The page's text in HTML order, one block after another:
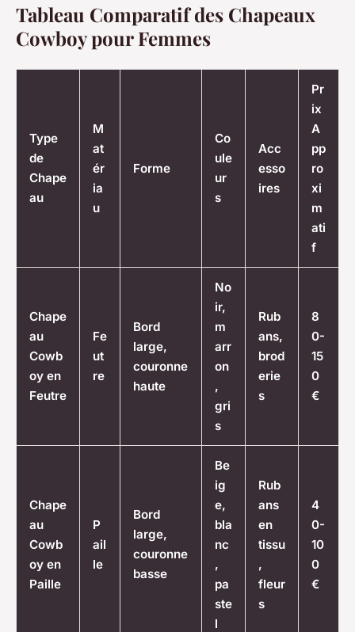
Tableau Comparatif des Chapeaux
Cowboy pour Femmes
Type
de
Chape
au
M
at
ér
ia
u
Forme
Co
ule
ur
s
Acc
esso
ires
Pr
ix
A
pp
ro
xi
m
ati
f
Chape
au
Cowb
oy en
Feutre
Fe
ut
re
Bord
large,
couronne
haute
No
ir,
m
arr
on
,
gri
s
Rub
ans,
brod
erie
s
8
0-
15
0
€
Chape
au
Cowb
oy en
Paille
P
ail
le
Bord
large,
couronne
basse
Be
ig
e,
bla
nc
,
pa
ste
l
Rub
ans
en
tissu
,
fleur
s
4
0-
10
0
€